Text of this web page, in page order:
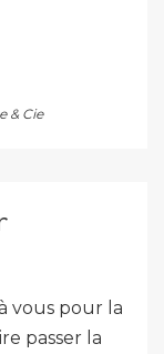
& Cie
vous pour la
passer la